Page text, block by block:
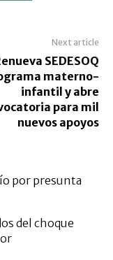
Next article
SEDESOQ
materno-
infantil y abre
para mil
nuevos apoyos
por presunta
del choque